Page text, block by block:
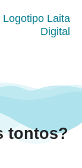
tontos?